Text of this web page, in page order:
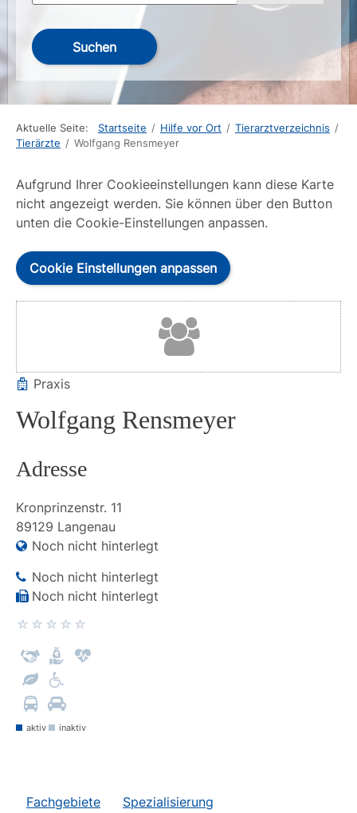
Suchen
Aktuelle Seite: Startseite / Hilfe vor Ort / Tierarztverzeichnis /
Tierärzte / Wolfgang Rensmeyer
Aufgrund Ihrer Cookieeinstellungen kann diese Karte
nicht angezeigt werden. Sie können über den Button
unten die Cookie-Einstellungen anpassen.
Cookie Einstellungen anpassen
Praxis
Wolfgang Rensmeyer
Adresse
Kronprinzenstr. 11
89129 Langenau
Noch nicht hinterlegt
Noch nicht hinterlegt
Noch nicht hinterlegt
aktiv inaktiv
Fachgebiete Spezialisierung